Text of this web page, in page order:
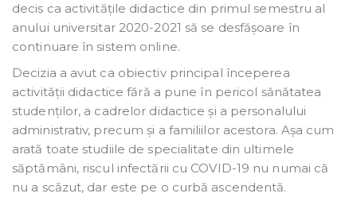
decis ca activitățile didactice din primul semestru al
anului universitar 2020-2021 să se desfășoare în
continuare în sistem online.
Decizia a avut ca obiectiv principal începerea
activității didactice fără a pune în pericol sănătatea
studenților, a cadrelor didactice și a personalului
administrativ, precum și a familiilor acestora. Așa cum
arată toate studiile de specialitate din ultimele
săptămâni, riscul infectării cu COVID-19 nu numai că
nu a scăzut, dar este pe o curbă ascendentă.